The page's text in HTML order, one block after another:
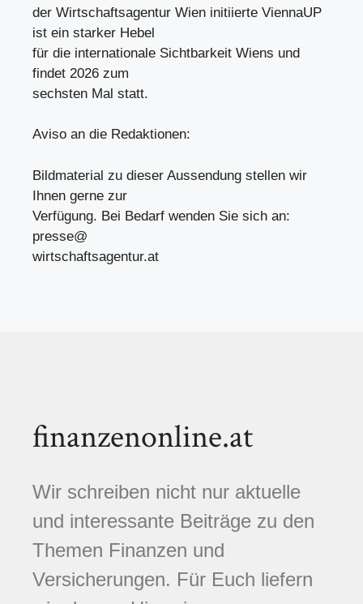
der Wirtschaftsagentur Wien initiierte ViennaUP
ist ein starker Hebel
für die internationale Sichtbarkeit Wiens und
findet 2026 zum
sechsten Mal statt.
Aviso an die Redaktionen:
Bildmaterial zu dieser Aussendung stellen wir
Ihnen gerne zur
Verfügung. Bei Bedarf wenden Sie sich an:
presse@
wirtschaftsagentur.at
finanzenonline.at
Wir schreiben nicht nur aktuelle
und interessante Beiträge zu den
Themen Finanzen und
Versicherungen. Für Euch liefern